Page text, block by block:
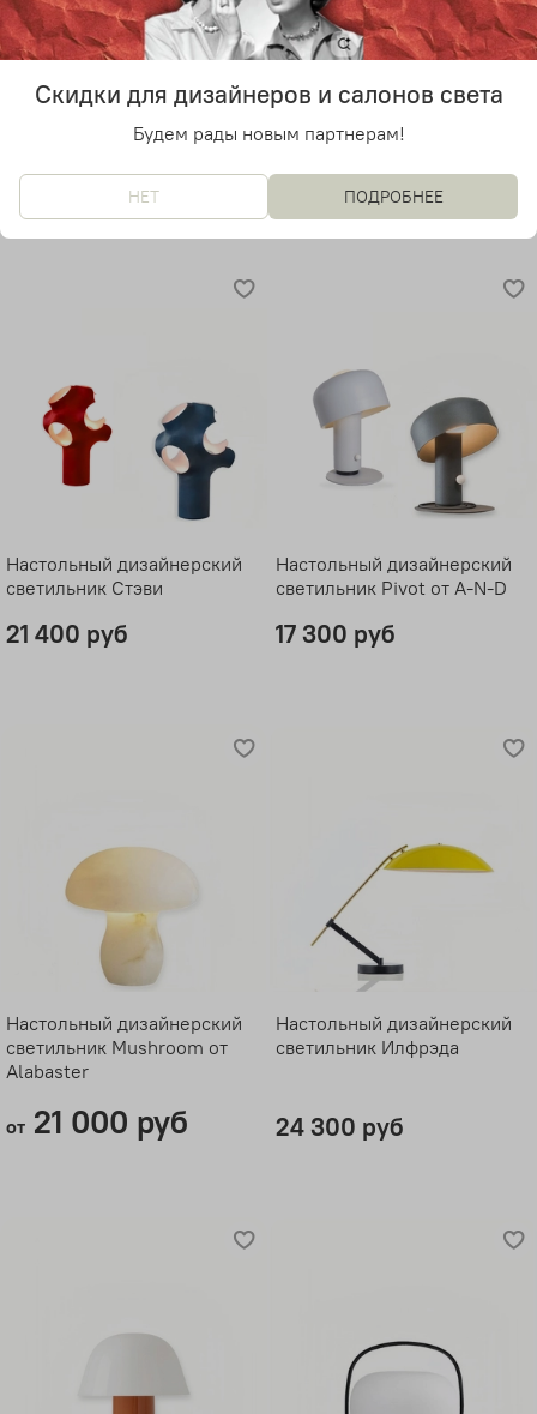
Настольный дизайнерский
светильник K Lamp от
19 600 руб
светильник Кхалила
9 800 руб
Настольный дизайнерский
светильник Стэви
21 400 руб
Настольный дизайнерский
светильник Pivot от A-N-D
17 300 руб
Настольный дизайнерский
светильник Mushroom от
Alabaster
от21 000 руб
Настольный дизайнерский
светильник Илфрэда
24 300 руб
Скидки для дизайнеров и салонов света
Будем рады новым партнерам!
НЕТ ПОДРОБНЕЕ